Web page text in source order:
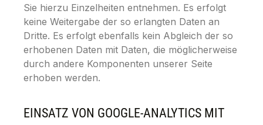
Sie hierzu Einzelheiten entnehmen. Es erfolgt
keine Weitergabe der so erlangten Daten an
Dritte. Es erfolgt ebenfalls kein Abgleich der so
erhobenen Daten mit Daten, die möglicherweise
durch andere Komponenten unserer Seite
erhoben werden.
EINSATZ VON GOOGLE-ANALYTICS MIT